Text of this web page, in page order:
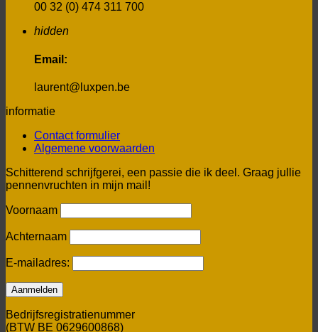
00 32 (0) 474 311 700
hidden
Email:
laurent@luxpen.be
informatie
Contact formulier
Algemene voorwaarden
Schitterend schrijfgerei, een passie die ik deel. Graag jullie
pennenvruchten in mijn mail!
Voornaam
Achternaam
E-mailadres:
Bedrijfsregistratienummer
(BTW BE 0629600868)